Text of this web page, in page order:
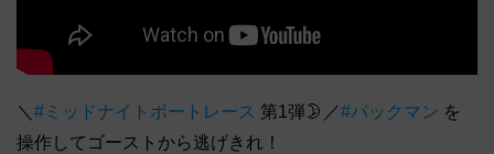
＼ #ミッドナイトボートレース 第1弾🌛／#パックマン を
操作してゴーストから逃げきれ！